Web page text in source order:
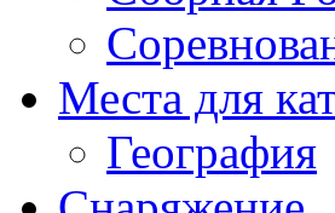
Места для
География